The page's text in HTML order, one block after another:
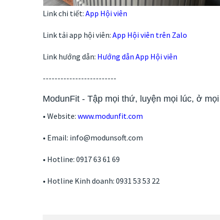
Link chi tiết: App Hội viên
Link tải app hội viên: App Hội viên trên Zalo
Link hướng dẫn: Hướng dẫn App Hội viên
-------------------------
ModunFit - Tập mọi thứ, luyện mọi lúc, ở
• Website: www.modunfit.com
• Email: info@modunsoft.com
• Hotline: 0917 63 61 69
• Hotline Kinh doanh: 0931 53 53 22